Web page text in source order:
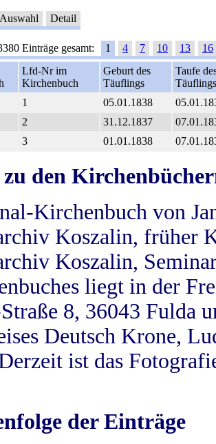
Auswahl Detail
Einträge gesamt: 1 4 7 10 13
16
Lfd-Nr im
Kirchenbuch
Geburt des
Täuflings
Taufe
Täuflings
1 05.01.1838
2 31.12.1837
3 01.01.1838
den
Kirchenbuch von
Koszalin, früher
Koszalin,
liegt in der
8, 36043 Fulda
Deutsch Krone,
ist das
der Einträge